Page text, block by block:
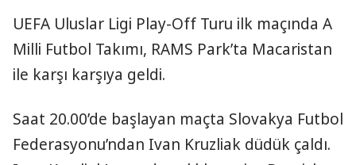
UEFA Uluslar Ligi Play-Off Turu ilk maçında A
Milli Futbol Takımı, RAMS Park’ta Macaristan
ile karşı karşıya geldi.
Saat 20.00’de başlayan maçta Slovakya Futbol
Federasyonu’ndan Ivan Kruzliak düdük çaldı.